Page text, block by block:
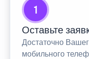
1
Оставьте
Достаточно
мобильного